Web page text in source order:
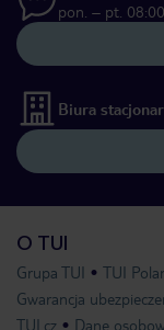
pon. – pt.
Biura
O TUI
Grupa TUI TUI
Gwarancja
TUI.cz
Dane